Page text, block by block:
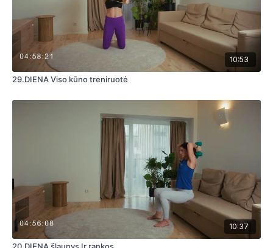
10:53
29.DIENA Viso kūno treniruotė
10:37